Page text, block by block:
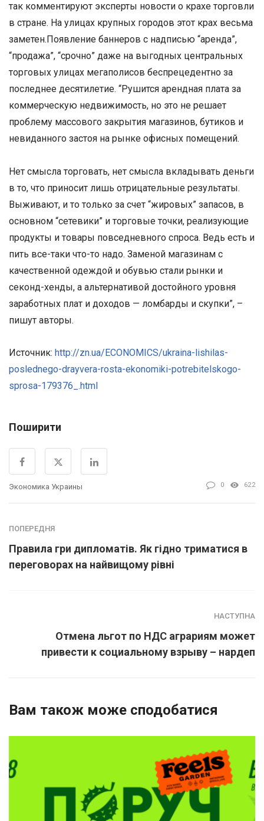
так комментируют эксперты новости о крахе торговли
в стране. На улицах крупных городов этот крах весьма
заметен.Появление баннеров с надписью “аренда”,
“продажа”, “срочно” даже на выгодных центральных
торговых улицах мегаполисов беспрецедентно за
последнее десятилетие. “Рушится арендная плата за
коммерческую недвижимость, но это не решает
проблему массового закрытия магазинов, бутиков и
невиданного застоя на рынке офисных помещений.
Нет смысла торговать, нет смысла вкладывать деньги
в то, что приносит лишь отрицательные результаты.
Выживают, и то только за счет “жировых” запасов, в
основном “сетевики” и торговые точки, реализующие
продукты и товары повседневного спроса. Ведь есть и
пить все-таки что-то надо. Заменой магазинам с
качественной одеждой и обувью стали рынки и
секонд-хенды, а альтернативой достойного уровня
заработных плат и доходов — ломбарды и скупки”, –
пишут авторы.
Источник: http://zn.ua/ECONOMICS/ukraina-lishilas-
poslednego-drayvera-rosta-ekonomiki-potrebitelskogo-
sprosa-179376_.html
Поширити
Экономика Украины 0 622
ПОПЕРЕДНЯ
Правила гри дипломатів. Як гідно триматися в
переговорах на найвищому рівні
НАСТУПНА
Отмена льгот по НДС аграриям может
привести к социальному взрыву – нардеп
Вам також може сподобатися